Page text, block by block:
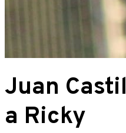
Juan
a Ricky